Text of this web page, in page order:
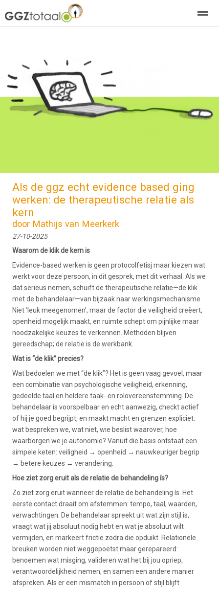
Home Nieuws
Als de ggz echt evidence based ging
werken: de therapeutische relatie als
kern
door Mathijs van Meerkerk
27-10-2025
Waarom de klik de kern is
Evidence-based werken is geen protocolfetisj maar kiezen wat
werkt voor deze persoon, in dit gesprek, met dit verhaal. Als we
dat serieus nemen, schuift de therapeutische relatie—de klik
met de behandelaar—van bijzaak naar werkingsmechanisme.
Niet ‘leuk meegenomen’, maar de factor die veiligheid creëert,
openheid mogelijk maakt, en ruimte schept om pijnlijke maar
noodzakelijke keuzes te verkennen. Methoden blijven
gereedschap; de relatie is de werkbank.
Wat is “de klik” precies?
Wat bedoelen we met “de klik”? Het is geen vaag gevoel, maar
een combinatie van psychologische veiligheid, erkenning,
gedeelde taal en heldere taak- en rolovereenstemming. De
behandelaar is voorspelbaar en echt aanwezig, checkt actief
of hij je goed begrijpt, en maakt macht en grenzen expliciet:
wat bespreken we, wat niet, wie beslist waarover, hoe
waarborgen we je autonomie? Vanuit die basis ontstaat een
simpele keten: veiligheid → openheid → nauwkeuriger begrip
→ betere keuzes → verandering.
Hoe ziet zorg eruit als de relatie de behandeling ís?
Zo ziet zorg eruit wanneer de relatie de behandeling ís. Het
eerste contact draait om afstemmen: tempo, taal, waarden,
verwachtingen. De behandelaar spreekt uit wat zijn stijl is,
vraagt wat jij absoluut nodig hebt en wat je absoluut wilt
vermijden, en markeert frictie zodra die opduikt. Relationele
breuken worden niet weggepoetst maar gerepareerd:
benoemen wat misging, valideren wat het bij jou opriep,
verantwoordelijkheid nemen, en samen een andere manier
afspreken. Als er een mismatch in persoon of stijl blijft